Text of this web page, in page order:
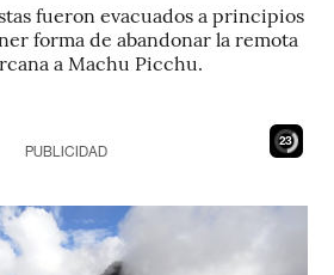
fueron evacuados a principios
forma de abandonar la remota
a Machu Picchu.
22
PUBLICIDAD